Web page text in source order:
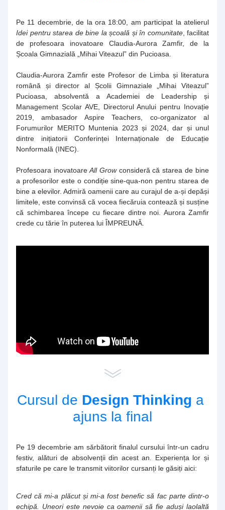
Idei pentru starea de bine la școală și în comunitate, facilitat
de profesoara inovatoare Claudia-Aurora Zamfir, de la
Școala Gimnazială „Mihai Viteazul” din Pucioasa.
Claudia-Aurora Zamfir este Profesor de Limba și literatura
română și director al Școlii Gimnaziale „Mihai Viteazul”
Pucioasa, absolventă a Academiei de Leadership și
Management Școlar AVE, Directorul Anului pentru Inovație
2019, ambasador Aspire Teachers, co-organizator al
Forumurilor MERITO Muntenia 2023 și 2024, dar și unul
dintre inițiatorii Conferinței Internaționale de Educație
Nonformală (INEC).
Profesoara inovatoare All Grow consideră că starea de bine
a profesorilor este o condiție sine-qua-non pentru starea de
bine a elevilor. Admiră oamenii care au curajul de a-și depăși
limitele, este convinsă că vocea fiecăruia contează și susține
că schimbarea începe cu fiecare dintre noi. Aurora Zamfir
crede cu tărie în puterea lui ÎMPREUNĂ.
Cursul de Design Thinking a
ajuns la final
Pe 19 decembrie am sărbătorit finalul cursului într-un cadru
festiv, alături de absolvenții din acest an. Experiența lor și
sfaturile pe care le transmit viitorilor cursanți le găsiți aici:
Cred că mi-a plăcut și mi-a fost benefic să fac parte dintr-o
echipă. Uneori este nevoie ca oamenii să fie aduși laolaltă